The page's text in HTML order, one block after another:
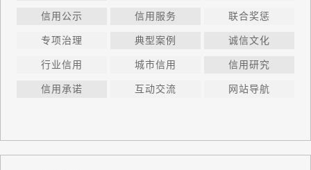
信用公示 信用服务 联合奖惩
专项治理 典型案例 诚信文化
行业信用 城市信用 信用研究
信用承诺 互动交流 网站导航